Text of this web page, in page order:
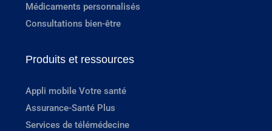
Médicaments personnalisés
Consultations bien-être
Produits et ressources
Appli mobile Votre santé
Assurance-Santé Plus
Services de télémédecine